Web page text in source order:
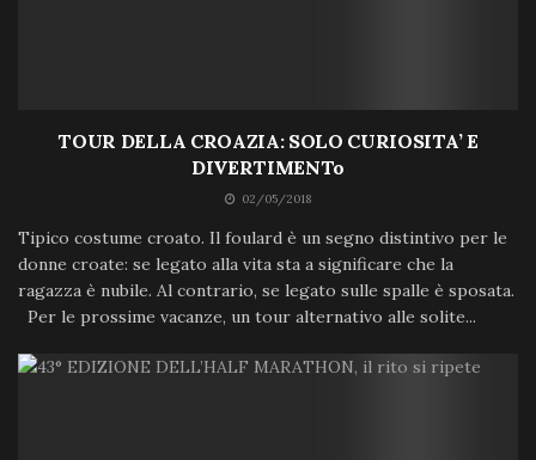
TOUR DELLA CROAZIA: SOLO CURIOSITA’ E
DIVERTIMENTo
02/05/2018
Tipico costume croato. Il foulard è un segno distintivo per le
donne croate: se legato alla vita sta a significare che la
ragazza è nubile. Al contrario, se legato sulle spalle è sposata.
Per le prossime vacanze, un tour alternativo alle solite...